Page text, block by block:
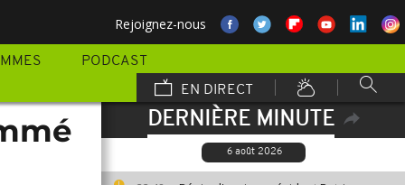
Rejoignez-nous
PODCAST
EN DIRECT
DERNIÈRE MINUTE
6 août 2026